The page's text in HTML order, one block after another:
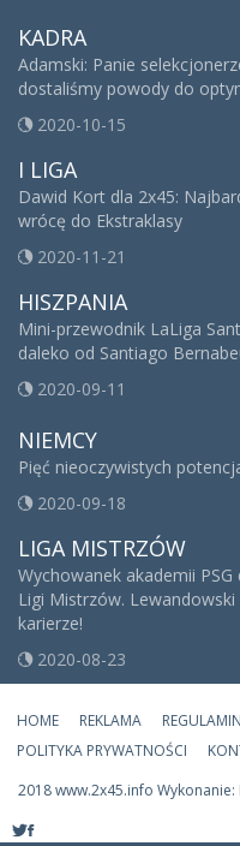
KADRA
Adamski: Panie
dostaliśmy powody do
2020-10-15
I LIGA
Dawid Kort dla 2x45:
wrócę do Ekstraklasy
2020-11-21
HISZPANIA
Mini-przewodnik LaLiga
daleko od Santiago
2020-09-11
NIEMCY
Pięć nieoczywistych
2020-09-18
LIGA MISTRZÓW
Wychowanek akademii
Ligi Mistrzów.
karierze!
2020-08-23
HOME REKLAMA REGULAMIN
POLITYKA PRYWATNOŚCI
2018 www.2x45.info Wykonanie: